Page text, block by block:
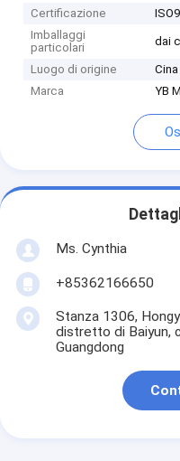
Certificazione
Imballaggi
particolari
dai
Luogo di origine
Cina
Marca
YB
Ms. Cynthia
‪+85362166650‬
Stanza 1306,
distretto di Baiyun,
Guangdong